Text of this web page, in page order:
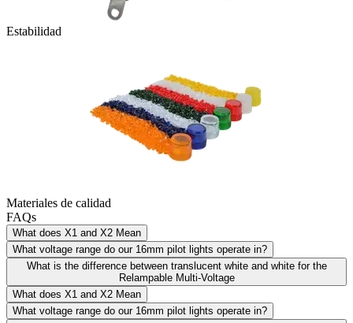
Estabilidad
Materiales de calidad
FAQs
What does X1 and X2 Mean
What voltage range do our 16mm pilot lights operate in?
What is the difference between translucent white and white for the
Relampable Multi-Voltage
What does X1 and X2 Mean
What voltage range do our 16mm pilot lights operate in?